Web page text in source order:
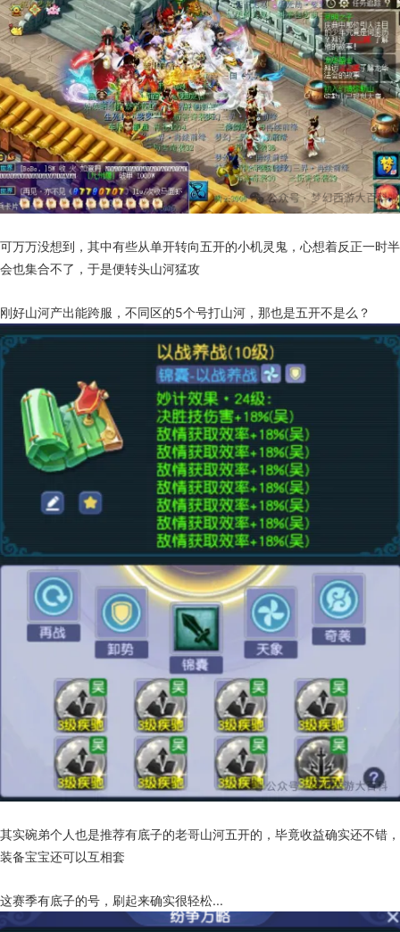
可万万没想到，其中有些从单开转向五开的小机灵鬼，心想着反正一时半
会也集合不了，于是便转头山河猛攻
刚好山河产出能跨服，不同区的5个号打山河，那也是五开不是么？
其实碗弟个人也是推荐有底子的老哥山河五开的，毕竟收益确实还不错，
装备宝宝还可以互相套
这赛季有底子的号，刷起来确实很轻松...